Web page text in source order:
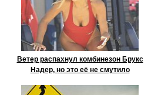
Ветер распахнул комбинезон Брукс
Надер, но это её не смутило